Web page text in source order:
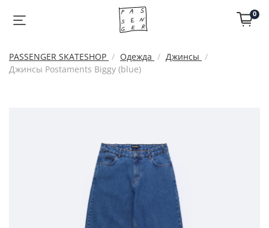
0
PASSENGER SKATESHOP Одежда
Джинсы
Джинсы Postaments Biggy (blue)